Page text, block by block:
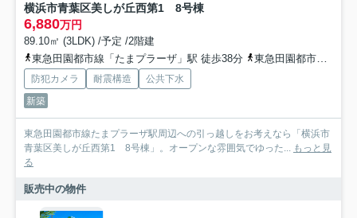
横浜市青葉区美しが丘西第1 8号棟
6,880万円
89.10㎡ (3LDK) /予定 /2階建
東急田園都市線「たまプラーザ」駅 徒歩38分
東急田園都市線「あざみ野」駅 徒歩42分
防犯カメラ 耐震構造
公共下水
新築
東急田園都市線たまプラーザ駅周辺への引っ越しをお考えなら「横浜市
青葉区美しが丘西第1 8号棟」。オープンな雰囲気でゆった... もっと見
る
販売中の物件